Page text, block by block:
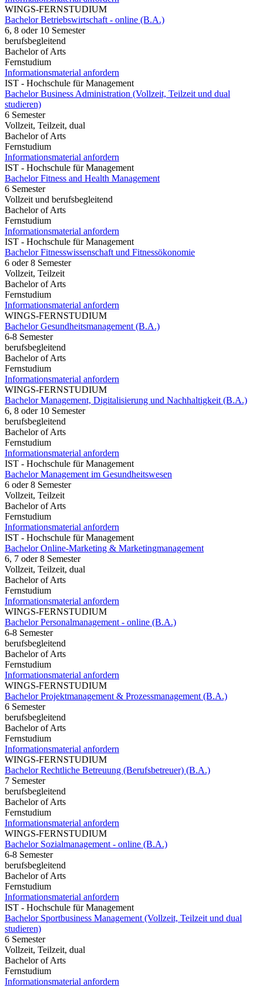
WINGS-FERNSTUDIUM
Bachelor Betriebswirtschaft - online (B.A.)
6, 8 oder 10 Semester
berufsbegleitend
Bachelor of Arts
Fernstudium
Informationsmaterial anfordern
IST - Hochschule für Management
Bachelor Business Administration (Vollzeit, Teilzeit und dual
studieren)
6 Semester
Vollzeit, Teilzeit, dual
Bachelor of Arts
Fernstudium
Informationsmaterial anfordern
IST - Hochschule für Management
Bachelor Fitness and Health Management
6 Semester
Vollzeit und berufsbegleitend
Bachelor of Arts
Fernstudium
Informationsmaterial anfordern
IST - Hochschule für Management
Bachelor Fitnesswissenschaft und Fitnessökonomie
6 oder 8 Semester
Vollzeit, Teilzeit
Bachelor of Arts
Fernstudium
Informationsmaterial anfordern
WINGS-FERNSTUDIUM
Bachelor Gesundheitsmanagement (B.A.)
6-8 Semester
berufsbegleitend
Bachelor of Arts
Fernstudium
Informationsmaterial anfordern
WINGS-FERNSTUDIUM
Bachelor Management, Digitalisierung und Nachhaltigkeit (B.A.)
6, 8 oder 10 Semester
berufsbegleitend
Bachelor of Arts
Fernstudium
Informationsmaterial anfordern
IST - Hochschule für Management
Bachelor Management im Gesundheitswesen
6 oder 8 Semester
Vollzeit, Teilzeit
Bachelor of Arts
Fernstudium
Informationsmaterial anfordern
IST - Hochschule für Management
Bachelor Online-Marketing & Marketingmanagement
6, 7 oder 8 Semester
Vollzeit, Teilzeit, dual
Bachelor of Arts
Fernstudium
Informationsmaterial anfordern
WINGS-FERNSTUDIUM
Bachelor Personalmanagement - online (B.A.)
6-8 Semester
berufsbegleitend
Bachelor of Arts
Fernstudium
Informationsmaterial anfordern
WINGS-FERNSTUDIUM
Bachelor Projektmanagement & Prozessmanagement (B.A.)
6 Semester
berufsbegleitend
Bachelor of Arts
Fernstudium
Informationsmaterial anfordern
WINGS-FERNSTUDIUM
Bachelor Rechtliche Betreuung (Berufsbetreuer) (B.A.)
7 Semester
berufsbegleitend
Bachelor of Arts
Fernstudium
Informationsmaterial anfordern
WINGS-FERNSTUDIUM
Bachelor Sozialmanagement - online (B.A.)
6-8 Semester
berufsbegleitend
Bachelor of Arts
Fernstudium
Informationsmaterial anfordern
IST - Hochschule für Management
Bachelor Sportbusiness Management (Vollzeit, Teilzeit und dual
studieren)
6 Semester
Vollzeit, Teilzeit, dual
Bachelor of Arts
Fernstudium
Informationsmaterial anfordern